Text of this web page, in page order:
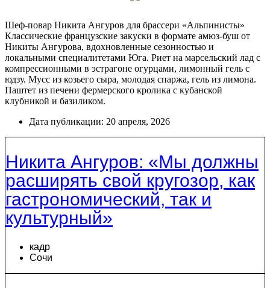
Шеф-повар Никита Ангуров для брассери «Альпинисты»
Классические французские закуски в формате амюз-буш от
Никиты Ангурова, вдохновленные сезонностью и
локальными специалитетами Юга. Риет на марсельский лад с
компрессионными в эстрагоне огурцами, лимонный гель с
юдзу. Мусс из козьего сыра, молодая спаржа, гель из лимона.
Паштет из печени фермерского кролика с кубанской
клубникой и базиликом.
Дата публикации: 20 апреля, 2026
Никита Ангуров: «Мы должны
расширять свой кругозор, как
гастрономический, так и
культурный»
кадр
Сочи